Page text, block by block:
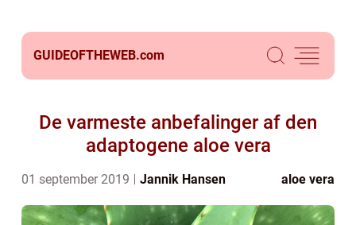
GUIDEOFTHEWEB.com
De varmeste anbefalinger af den
adaptogene aloe vera
01 september 2019 Jannik Hansen aloe vera